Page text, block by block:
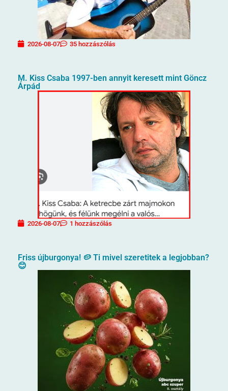
2026-08-07 35 hozzászólás
M. Kiss Csaba 1997-ben annyit keresett mint Göncz
Árpád
2026-08-07 1 hozzászólás
Friss újburgonya! 🥔 Ti mivel szeretitek a legjobban?
😊